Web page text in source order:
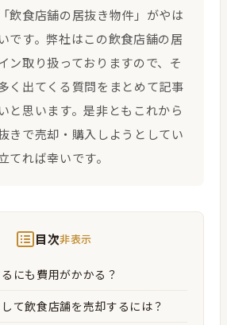
飲食店舗の居抜き物件」がやは
です。弊社はこの飲食店舗の居
ン取り扱っておりますので、そ
く出てくる質問をまとめて記事
と思います。是非ともこれから
きで売却・購入しようとしてい
てれば幸いです。
目次非表示
にも費用がかかる？
て飲食店舗を売却するには？